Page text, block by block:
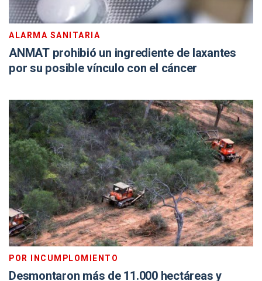
ALARMA SANITARIA
ANMAT prohibió un ingrediente de laxantes
por su posible vínculo con el cáncer
POR INCUMPLOMIENTO
Desmontaron más de 11.000 hectáreas y